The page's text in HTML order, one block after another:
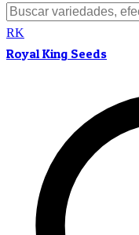
RK
Royal King Seeds